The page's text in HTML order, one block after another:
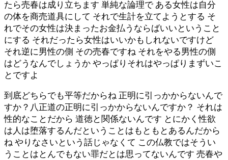
たら売春は成り立ちます 単純な論理で ある女性は自分
の体を商売道具にして それで生計を立てようとする そ
れでその女性は決まったお金払うならばいいということ
にする それだったら女性はいいかもしれないですけど
それ逆に男性の側 その売春ですね それをやる男性の側
はどうなんでしょうか やっぱりそれはやっぱりまずいこ
とですよ
到底どちらでも平等だからね 正明に引っかからないんで
すか？八正道の正明に引っかからないんですか？ それは
性的なことだから 道徳と関係ないんです とにかく性欲
は人は堕落するんだということはもともとあるんだから
ね やりなさいという話じゃなくて この仏教ではそうい
うことはとんでもない罪だとは思ってないんです 売春や